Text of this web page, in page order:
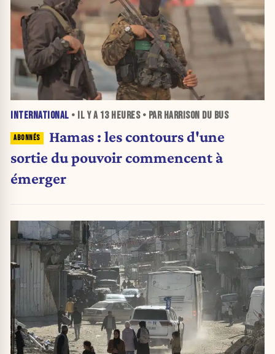
INTERNATIONAL • IL Y A 13 HEURES• PAR HARRISON DU BUS
Hamas : les contours d'une
sortie du pouvoir commencent à
émerger